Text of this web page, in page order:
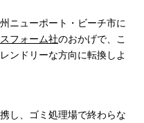
ニューポート・ビーチ市に
フォーム社のおかげで、こ
ンドリーな方向に転換しよ
し、ゴミ処理場で終わらな